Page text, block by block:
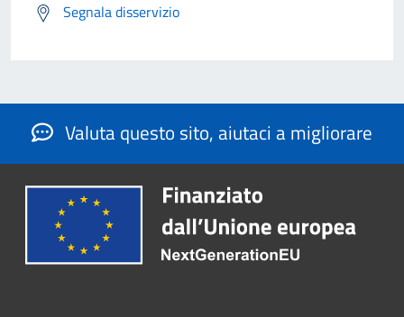
Segnala disservizio
Valuta questo sito, aiutaci a migliorare